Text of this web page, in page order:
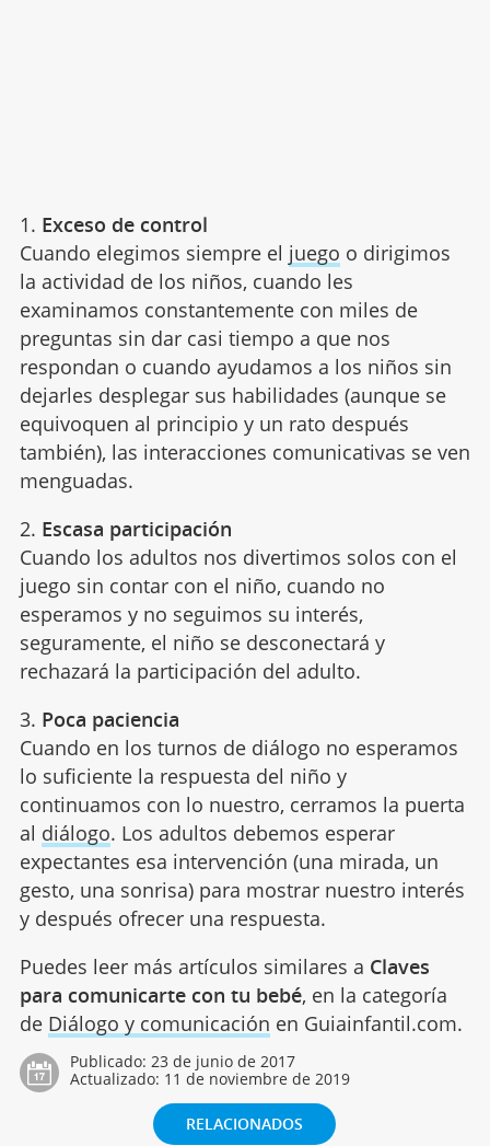
1. Exceso de control
Cuando elegimos siempre el juego o dirigimos
la actividad de los niños, cuando les
examinamos constantemente con miles de
preguntas sin dar casi tiempo a que nos
respondan o cuando ayudamos a los niños sin
dejarles desplegar sus habilidades (aunque se
equivoquen al principio y un rato después
también), las interacciones comunicativas se ven
menguadas.
2. Escasa participación
Cuando los adultos nos divertimos solos con el
juego sin contar con el niño, cuando no
esperamos y no seguimos su interés,
seguramente, el niño se desconectará y
rechazará la participación del adulto.
3. Poca paciencia
Cuando en los turnos de diálogo no esperamos
lo suficiente la respuesta del niño y
continuamos con lo nuestro, cerramos la puerta
al diálogo. Los adultos debemos esperar
expectantes esa intervención (una mirada, un
gesto, una sonrisa) para mostrar nuestro interés
y después ofrecer una respuesta.
Puedes leer más artículos similares a Claves
para comunicarte con tu bebé, en la categoría
de Diálogo y comunicación en Guiainfantil.com.
Publicado: 23 de junio de 2017
Actualizado: 11 de noviembre de 2019
RELACIONADOS